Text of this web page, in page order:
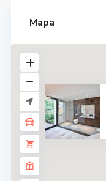
Mapa